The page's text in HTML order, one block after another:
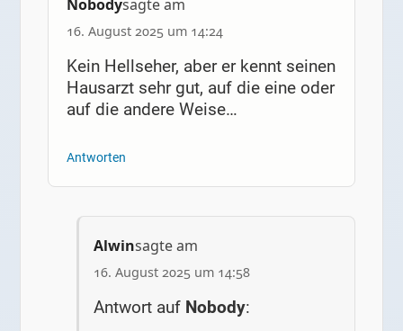
Nobodysagte am
16. August 2025 um 14:24
Kein Hellseher, aber er kennt seinen
Hausarzt sehr gut, auf die eine oder
auf die andere Weise…
Antworten
Alwinsagte am
16. August 2025 um 14:58
Antwort auf Nobody: